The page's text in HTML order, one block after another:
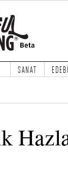
SANAT